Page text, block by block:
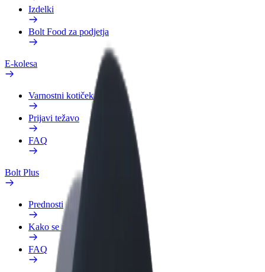
Izdelki
Bolt Food za podjetja
E-kolesa
Varnostni kotiček
Prijavi težavo
FAQ
Bolt Plus
Prednosti
Kako se pridružiti
FAQ